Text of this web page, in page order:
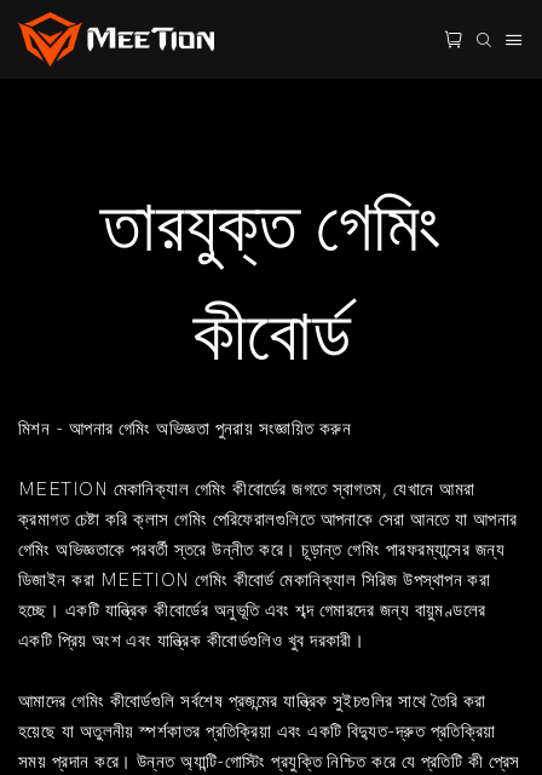
তারযুক্ত গেমিং
কীবোর্ড
মিশন - আপনার গেমিং অভিজ্ঞতা পুনরায় সংজ্ঞায়িত করুন
MEETION মেকানিক্যাল গেমিং কীবোর্ডের জগতে স্বাগতম, যেখানে আমরা
ক্রমাগত চেষ্টা করি ক্লাস গেমিং পেরিফেরালগুলিতে আপনাকে সেরা আনতে যা আপনার
গেমিং অভিজ্ঞতাকে পরবর্তী স্তরে উন্নীত করে। চূড়ান্ত গেমিং পারফরম্যান্সের জন্য
ডিজাইন করা MEETION গেমিং কীবোর্ড মেকানিক্যাল সিরিজ উপস্থাপন করা
হচ্ছে। একটি যান্ত্রিক কীবোর্ডের অনুভূতি এবং শব্দ গেমারদের জন্য বায়ুমণ্ডলের
একটি প্রিয় অংশ এবং যান্ত্রিক কীবোর্ডগুলিও খুব দরকারী।
আমাদের গেমিং কীবোর্ডগুলি সর্বশেষ প্রজন্মের যান্ত্রিক সুইচগুলির সাথে তৈরি করা
হয়েছে যা অতুলনীয় স্পর্শকাতর প্রতিক্রিয়া এবং একটি বিদ্যুত-দ্রুত প্রতিক্রিয়া
সময় প্রদান করে। উন্নত অ্যান্টি-গোস্টিং প্রযুক্তি নিশ্চিত করে যে প্রতিটি কী প্রেস